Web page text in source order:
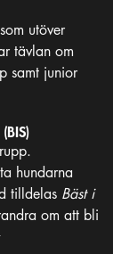
utöver
tävlan om
samt junior
hundarna
tilldelas Bäst i
om att bli